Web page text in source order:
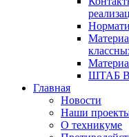
ШТАБ
Главная
Новости
Наши
О техникуме